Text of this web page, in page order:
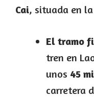
Cai, situada en
El tramo
tren en
unos 45
carretera